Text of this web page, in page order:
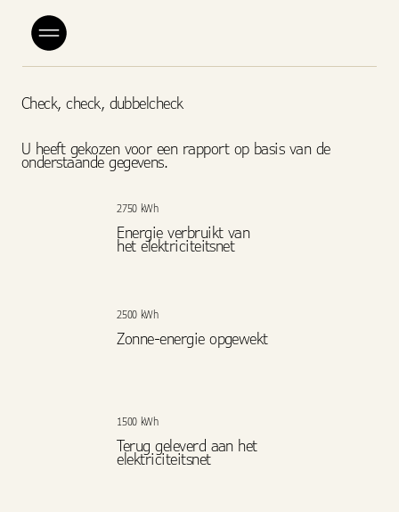
Check, check, dubbelcheck
U heeft gekozen voor een rapport op basis van de
onderstaande gegevens.
2750 kWh
Energie verbruikt van
het elektriciteitsnet
2500 kWh
Zonne-energie opgewekt
1500 kWh
Terug geleverd aan het
elektriciteitsnet